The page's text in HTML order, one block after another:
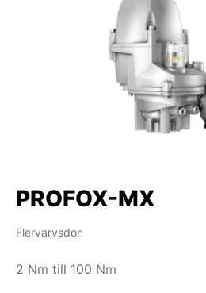
PROFOX-MX
Flervarvsdon
2 Nm till 100 Nm